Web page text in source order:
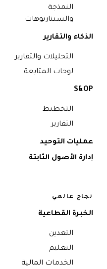
النمذجة
والسيناريوهات
الذكاء والتقارير
التحليلات والتقارير
لوحات المتابعة
S&OP
التخطيط
التقارير
عمليات التوحيد
إدارة الأصول الثابتة
نجاح عالمي
الخبرة القطاعية
التعدين
التعليم
الخدمات المالية